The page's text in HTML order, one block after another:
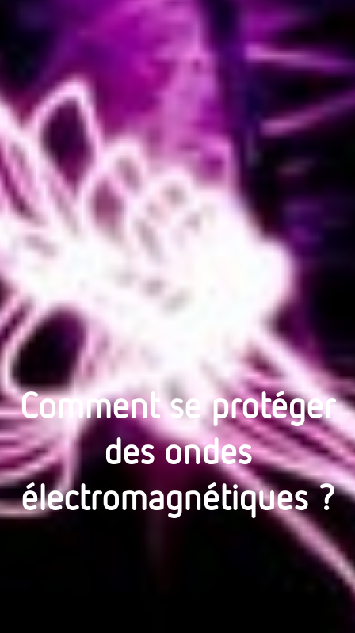
Comment se protéger
des ondes
électromagnétiques ?